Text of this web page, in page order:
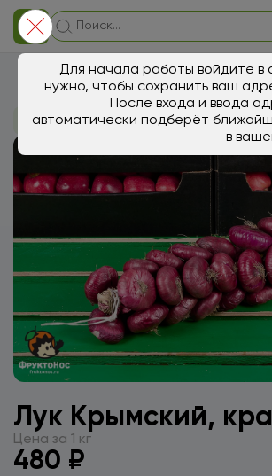
Для начала работы войдите в
нужно, чтобы сохранить ваш
После входа и ввода
автоматически подберёт
в
В магазин Овощи, грибы
Лук Крымский,
Цена за 1 кг
480 ₽